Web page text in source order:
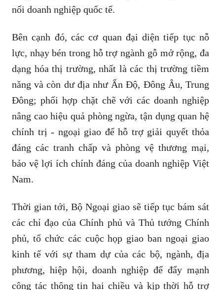
nối doanh nghiệp quốc tế.
Bên cạnh đó, các cơ quan đại diện tiếp tục nỗ
lực, nhạy bén trong hỗ trợ ngành gỗ mở rộng, đa
dạng hóa thị trường, nhất là các thị trường tiềm
năng và còn dư địa như Ấn Độ, Đông Âu, Trung
Đông; phối hợp chặt chẽ với các doanh nghiệp
nâng cao hiệu quả phòng ngừa, tận dụng quan hệ
chính trị - ngoại giao để hỗ trợ giải quyết thỏa
đáng các tranh chấp và phòng vệ thương mại,
bảo vệ lợi ích chính đáng của doanh nghiệp Việt
Nam.
Thời gian tới, Bộ Ngoại giao sẽ tiếp tục bám sát
các chỉ đạo của Chính phủ và Thủ tướng Chính
phủ, tổ chức các cuộc họp giao ban ngoại giao
kinh tế với sự tham dự của các bộ, ngành, địa
phương, hiệp hội, doanh nghiệp để đẩy mạnh
công tác thông tin hai chiều và kịp thời hỗ trợ